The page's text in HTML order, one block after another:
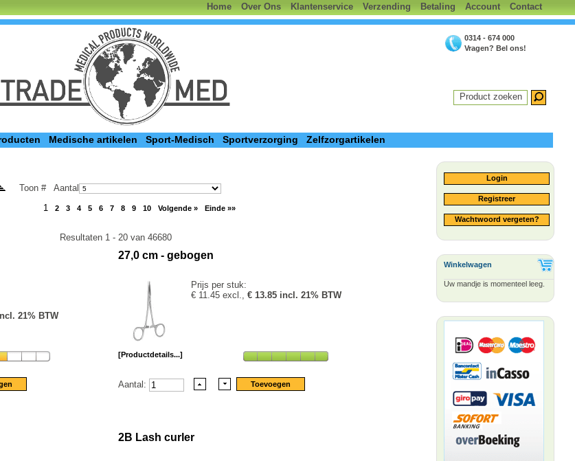
Home Over Ons Klantenservice Verzending Betaling Account Contact
0314 - 674 000
Vragen? Bel ons!
Product zoeken
Medische artikelen Sport-Medisch Sportverzorging Zelfzorgartikelen
Login
Registreer
Wachtwoord vergeten?
Winkelwagen
Uw mandje is momenteel leeg.
Toon # Aantal
1
2 3 4 5 6 7 8 9 10 Volgende » Einde »»
Resultaten 1 - 20 van 46680
21% BTW
27,0 cm - gebogen
Prijs per stuk:
€ 11.45 excl., € 13.85 incl. 21% BTW
[Productdetails...]
Aantal:
2B Lash curler